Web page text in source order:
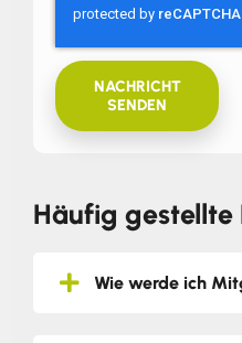
NACHRICHT
SENDEN
Häufig gestellte
Wie werde ich